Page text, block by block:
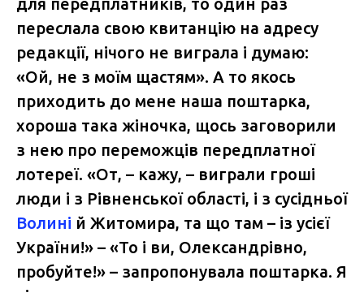
для передплатників, то один раз
переслала свою квитанцію на адресу
редакції, нічого не виграла і думаю:
«Ой, не з моїм щастям». А то якось
приходить до мене наша поштарка,
хороша така жіночка, щось заговорили
з нею про переможців передплатної
лотереї. «От, – кажу, – виграли гроші
люди і з Рівненської області, і з сусідньої
Волині й Житомира, та що там – із усієї
України!» – «То і ви, Олександрівно,
пробуйте!» – запропонувала поштарка. Я